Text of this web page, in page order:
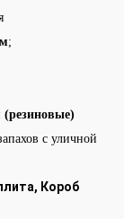
;
(резиновые)
с уличной
Короб